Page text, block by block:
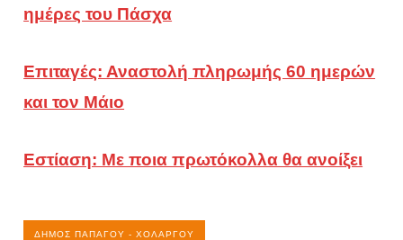
ημέρες του Πάσχα
Επιταγές: Αναστολή πληρωμής 60 ημερών
και τον Μάιο
Εστίαση: Με ποια πρωτόκολλα θα ανοίξει
ΔΉΜΟΣ ΠΑΠΆΓΟΥ - ΧΟΛΑΡΓΟΎ